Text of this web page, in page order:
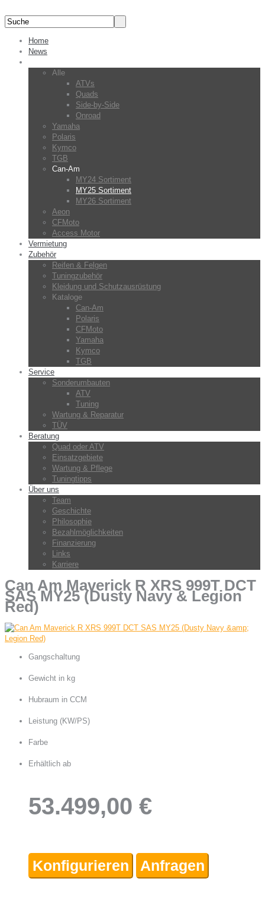
Home
News
Alle
ATVs
Quads
Side-by-Side
Onroad
Yamaha
Polaris
Kymco
TGB
Can-Am
MY24 Sortiment
MY25 Sortiment
MY26 Sortiment
Aeon
CFMoto
Access Motor
Vermietung
Zubehör
Reifen & Felgen
Tuningzubehör
Kleidung und Schutzausrüstung
Kataloge
Can-Am
Polaris
CFMoto
Yamaha
Kymco
TGB
Service
Sonderumbauten
ATV
Tuning
Wartung & Reparatur
TÜV
Beratung
Quad oder ATV
Einsatzgebiete
Wartung & Pflege
Tuningtipps
Über uns
Team
Geschichte
Philosophie
Bezahlmöglichkeiten
Finanzierung
Links
Karriere
Can Am Maverick R XRS 999T DCT
SAS MY25 (Dusty Navy & Legion
Red)
Gangschaltung
Rotax DCT, 7-Gang-Doppelkupplungsgetriebe
Gewicht in kg
1.020
Hubraum in CCM
999
Leistung (KW/PS)
177 / 240
Farbe
Dusty Navy & Legion Red
Erhältlich ab
53.499,00 €
Konfigurieren Anfragen